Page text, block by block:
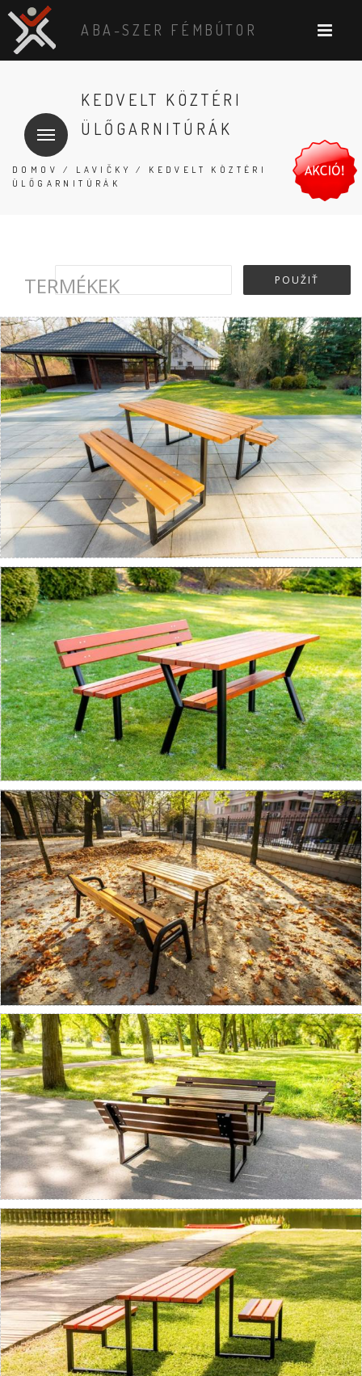
ABA-SZER FÉMBÚTOR
KEDVELT KÖZTÉRI
ÜLŐGARNITÚRÁK
DOMOV / LAVIČKY
/ KEDVELT KÖZTÉRI
ÜLŐGARNITÚRÁK
TERMÉKEK